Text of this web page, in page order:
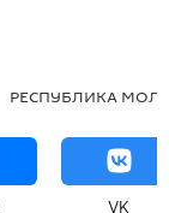
РЕСПУБЛИКА
VK